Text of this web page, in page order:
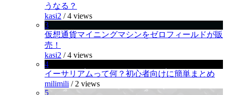
うなる？
kasi2 /4 views
3
仮想通貨マイニングマシンをゼロフィールドが販
売！
kasi2 /4 views
4
イーサリアムって何？初心者向けに簡単まとめ
milimili / 2 views
5